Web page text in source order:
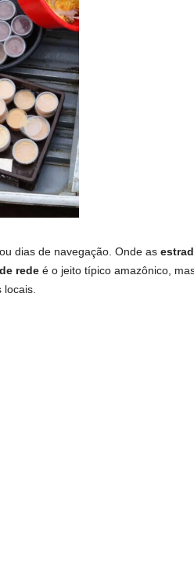
dias de navegação. Onde as
redeé o jeito típico amazônico,